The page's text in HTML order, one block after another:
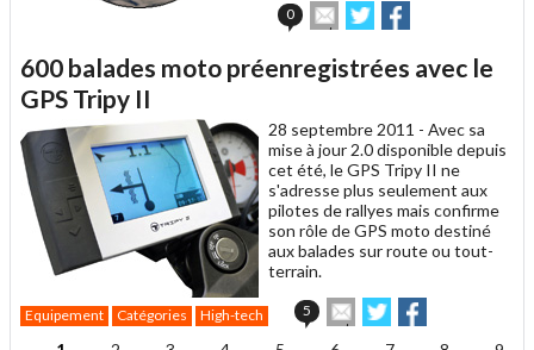
0
Envoyer
cet
à
Partager
sur sur
600 balades moto préenregistrées avec le
GPS Tripy II
28 septembre 2011 - Avec sa
mise à jour 2.0 disponible depuis
cet été, le GPS Tripy II ne
s'adresse plus seulement aux
pilotes de rallyes mais confirme
son rôle de GPS moto destiné
aux balades sur route ou tout-
terrain.
Equipement Catégories High-tech 5
Envoyer
cet
Partager
sur sur